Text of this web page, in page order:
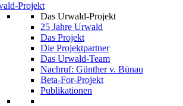
Projekt
Das Urwald-Projekt
25 Jahre Urwald
Das Projekt
Die Projektpartner
Das Urwald-Team
Nachruf: Günther v. Bünau
Beta-For-Projekt
Publikationen